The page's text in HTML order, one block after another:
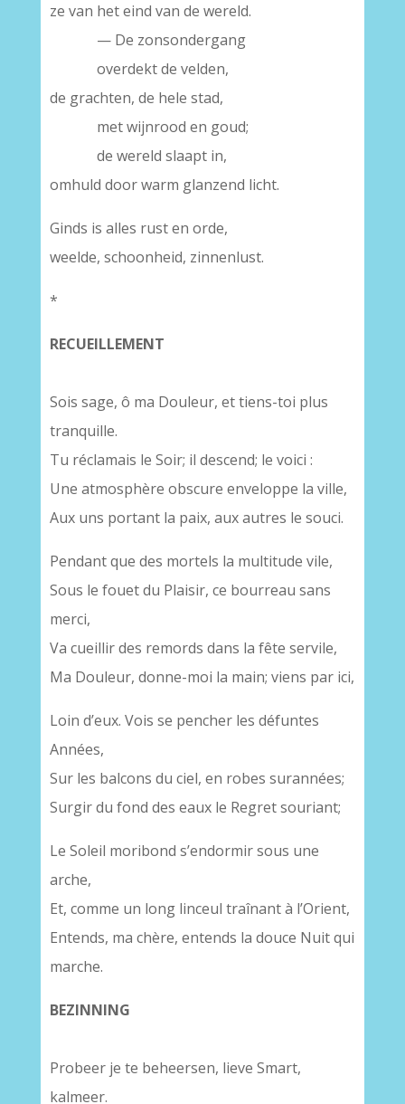
ze van het eind van de wereld.
— De zonsondergang
overdekt de velden,
de grachten, de hele stad,
met wijnrood en goud;
de wereld slaapt in,
omhuld door warm glanzend licht.
Ginds is alles rust en orde,
weelde, schoonheid, zinnenlust.
*
RECUEILLEMENT
Sois sage, ô ma Douleur, et tiens-toi plus
tranquille.
Tu réclamais le Soir; il descend; le voici :
Une atmosphère obscure enveloppe la ville,
Aux uns portant la paix, aux autres le souci.
Pendant que des mortels la multitude vile,
Sous le fouet du Plaisir, ce bourreau sans
merci,
Va cueillir des remords dans la fête servile,
Ma Douleur, donne-moi la main; viens par ici,
Loin d’eux. Vois se pencher les défuntes
Années,
Sur les balcons du ciel, en robes surannées;
Surgir du fond des eaux le Regret souriant;
Le Soleil moribond s’endormir sous une
arche,
Et, comme un long linceul traînant à l’Orient,
Entends, ma chère, entends la douce Nuit qui
marche.
BEZINNING
Probeer je te beheersen, lieve Smart,
kalmeer.